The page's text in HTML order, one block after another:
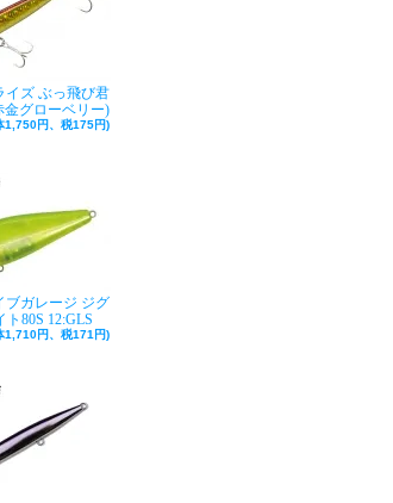
イズ ぶっ飛び君
金グローベリー)
1,750円、税175円)
ブガレージ ジグ
ト80S 12:GLS
1,710円、税171円)